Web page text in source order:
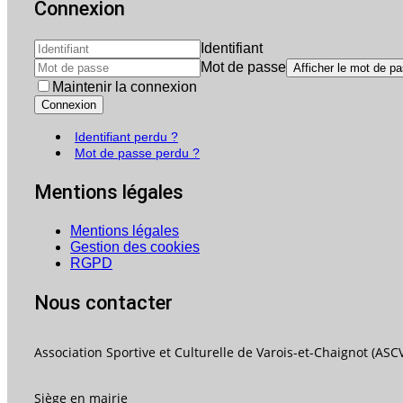
Connexion
Identifiant
Mot de passe Afficher le mot de
Maintenir la connexion
Connexion
Identifiant perdu ?
Mot de passe perdu ?
Mentions légales
Mentions légales
Gestion des cookies
RGPD
Nous contacter
Association Sportive et Culturelle de Varois-et-Chaignot
Siège en mairie